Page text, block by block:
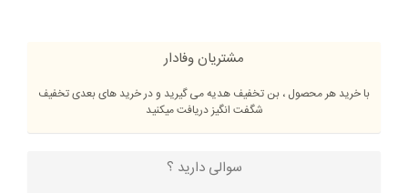
مشتریان وفادار
با خرید هر محصول ، بن تخفیف هدیه می گیرید و در خرید های بعدی تخفیف
شگفت انگیز دریافت میکنید
سوالی دارید ؟